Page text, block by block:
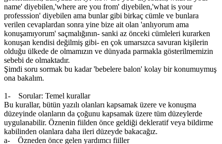
name' diyebilen,'where are you from' diyebilen,'what is your
professsion' diyebilen ama bunlar gibi birkaç cümle ve bunlara
verilen cevaplardan sonra yine bize ait olan 'anlıyorum ama
konuşamıyorum' saçmalığının- sanki az önceki cümleleri kurarken
konuşan kendisi değilmiş gibi- en çok umarsızca savuran kişilerin
olduğu ülkede de olmamızın ve dünyada parmakla gösterilmemizin
sebebi de olmaktadır.
Şimdi soru sormak bu kadar 'bebelere balon' kolay bir konumuymuş
ona bakalım.
1- Sorular: Temel kurallar
Bu kurallar, bütün yazılı olanları kapsamak üzere ve konuşma
düzeyinde olanların da çoğunu kapsamak üzere tüm düzeylerde
uygulanabilir. Öznenin fiilden önce geldiği dekleratif veya bildirme
kabilinden olanlara daha ileri düzeyde bakacağız.
a- Özneden önce gelen yardımcı fiiller